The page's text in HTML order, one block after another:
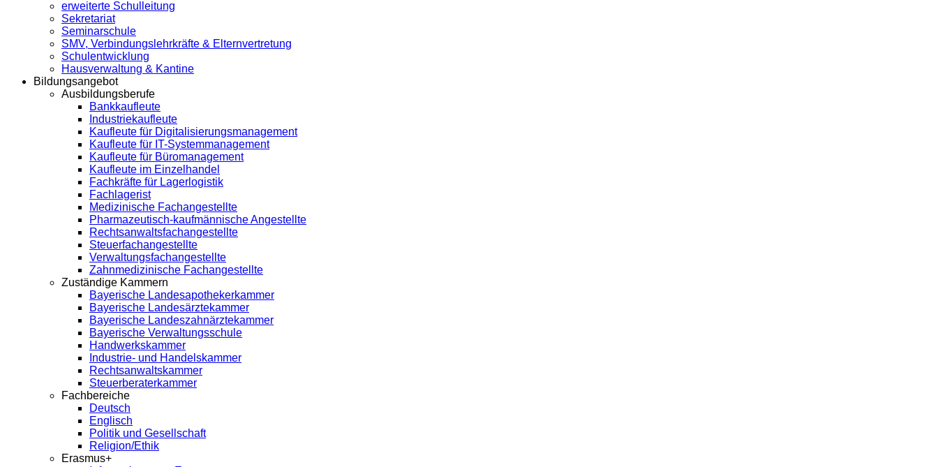
erweiterte Schulleitung
Sekretariat
Seminarschule
SMV, Verbindungslehrkräfte & Elternvertretung
Schulentwicklung
Hausverwaltung & Kantine
Bildungsangebot
Ausbildungsberufe
Bankkaufleute
Industriekaufleute
Kaufleute für Digitalisierungsmanagement
Kaufleute für IT-Systemmanagement
Kaufleute für Büromanagement
Kaufleute im Einzelhandel
Fachkräfte für Lagerlogistik
Fachlagerist
Medizinische Fachangestellte
Pharmazeutisch-kaufmännische Angestellte
Rechtsanwaltsfachangestellte
Steuerfachangestellte
Verwaltungsfachangestellte
Zahnmedizinische Fachangestellte
Zuständige Kammern
Bayerische Landesapothekerkammer
Bayerische Landesärztekammer
Bayerische Landeszahnärztekammer
Bayerische Verwaltungsschule
Handwerkskammer
Industrie- und Handelskammer
Rechtsanwaltskammer
Steuerberaterkammer
Fachbereiche
Deutsch
Englisch
Politik und Gesellschaft
Religion/Ethik
Erasmus+